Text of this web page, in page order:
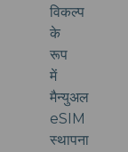
विकल्प
के
रूप
में
मैन्युअल
eSIM
स्थापना